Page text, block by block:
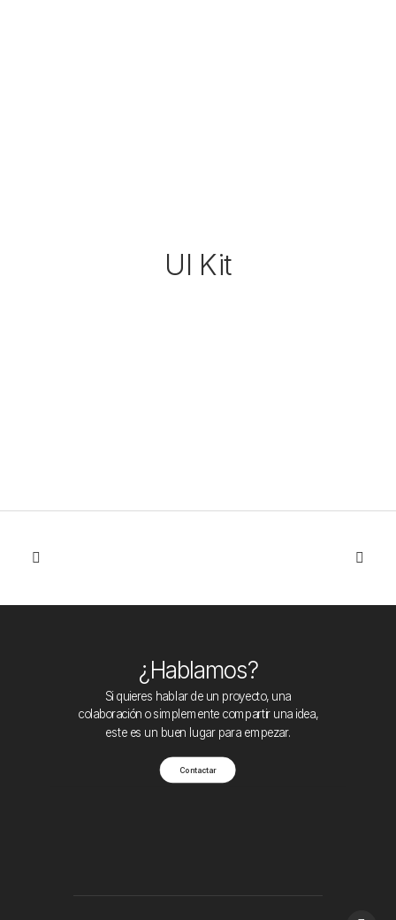
UI Kit
¿Hablamos?
Si quieres hablar de un proyecto, una
colaboración o simplemente compartir una idea,
este es un buen lugar para empezar.
Contactar